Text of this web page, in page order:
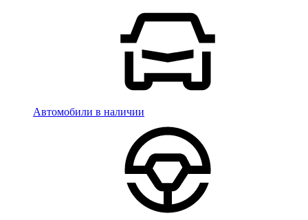
Автомобили в наличии